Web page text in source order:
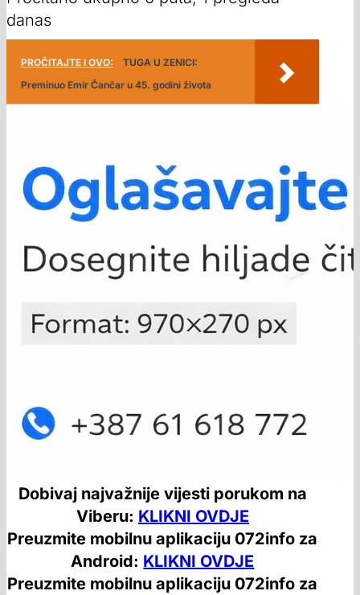
danas
PROČITAJTE I OVO:
TUGA U ZENICI:
Preminuo Emir Čančar u 45. godini života
Dobivaj najvažnije vijesti porukom na
Viberu: KLIKNI OVDJE
Preuzmite mobilnu aplikaciju 072info za
Android: KLIKNI OVDJE
Preuzmite mobilnu aplikaciju 072info za